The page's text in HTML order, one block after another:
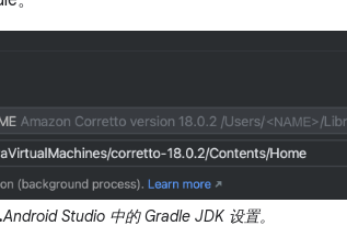
Android Studio 中的 Gradle JDK 设置。